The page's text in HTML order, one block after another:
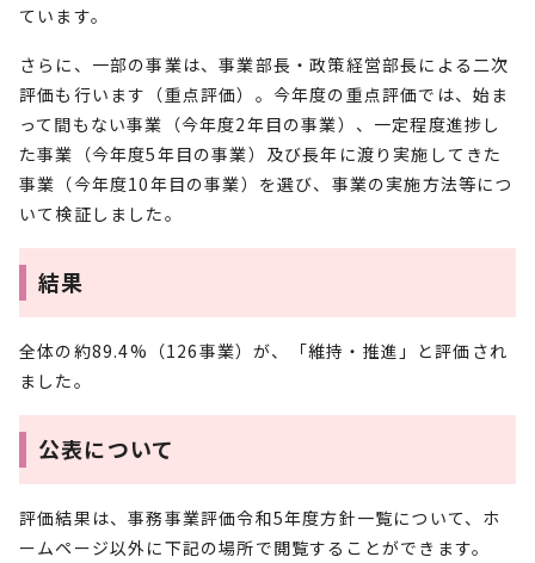
ています。
さらに、一部の事業は、事業部長・政策経営部長による二次
評価も行います（重点評価）。今年度の重点評価では、始ま
って間もない事業（今年度2年目の事業）、一定程度進捗し
た事業（今年度5年目の事業）及び長年に渡り実施してきた
事業（今年度10年目の事業）を選び、事業の実施方法等につ
いて検証しました。
結果
全体の約89.4%（126事業）が、「維持・推進」と評価され
ました。
公表について
評価結果は、事務事業評価令和5年度方針一覧について、ホ
ームページ以外に下記の場所で閲覧することができます。